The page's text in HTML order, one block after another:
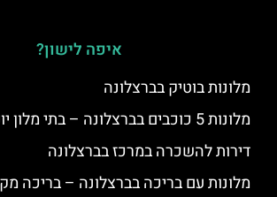
איפה לישון?
מלונות בוטיק בברצלונה
מלונות 5 כוכבים בברצלונה – בתי מלון יוקרתיים
דירות להשכרה במרכז בברצלונה
מלונות עם בריכה בברצלונה – בריכה